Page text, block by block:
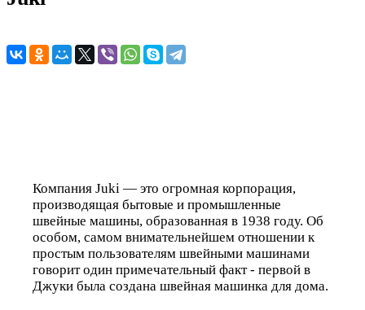
Компания Juki — это огромная корпорация,
производящая бытовые и промышленные
швейные машины, образованная в 1938 году. Об
особом, самом внимательнейшем отношении к
простым пользователям швейными машинами
говорит один примечательный факт - первой в
Джуки была создана швейная машинка для дома.